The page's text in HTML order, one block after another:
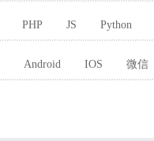
PHP JS Python
Android IOS 微信